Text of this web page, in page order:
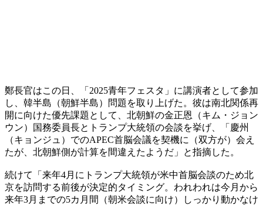
鄭長官はこの日、「2025青年フェスタ」に講演者として参加
し、韓半島（朝鮮半島）問題を取り上げた。彼は南北関係再
開に向けた優先課題として、北朝鮮の金正恩（キム・ジョン
ウン）国務委員長とトランプ大統領の会談を挙げ、「慶州
（キョンジュ）でのAPEC首脳会議を契機に（双方が）会え
たが、北朝鮮側が計算を間違えたようだ」と指摘した。
続けて「来年4月にトランプ大統領が米中首脳会談のため北
京を訪問する前後が決定的タイミング。われわれは今月から
来年3月までの5カ月間（朝米会談に向け）しっかり動かなけ